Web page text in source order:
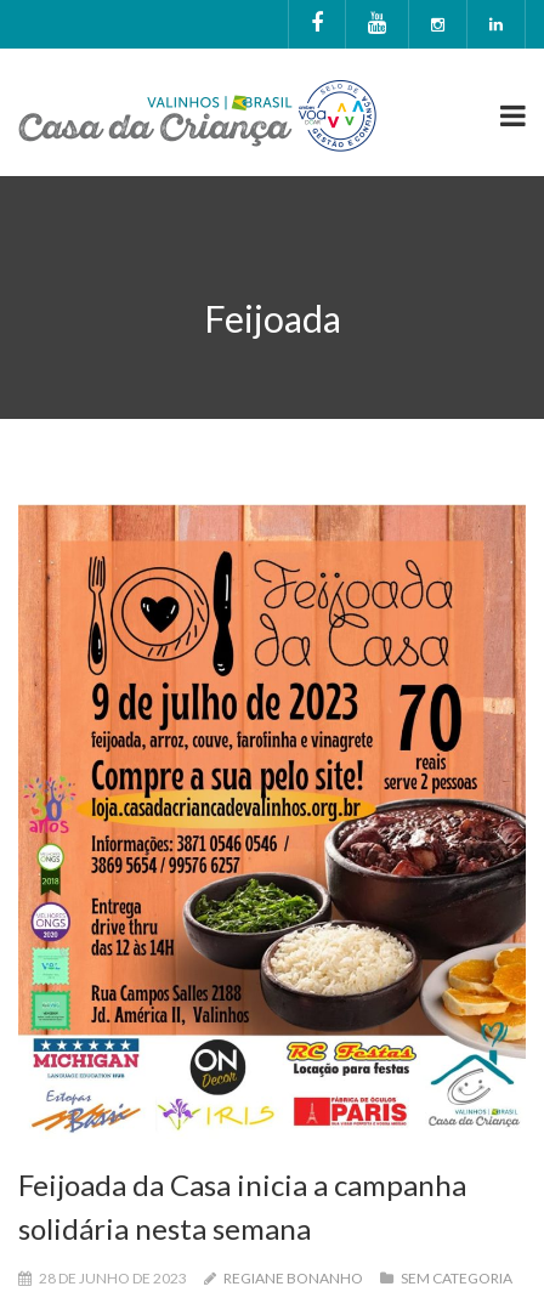
Feijoada
Feijoada da Casa inicia a campanha
solidária nesta semana
28 DE JUNHO DE 2023 REGIANE BONANHO SEM CATEGORIA